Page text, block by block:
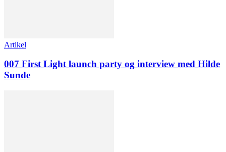
Artikel
007 First Light launch party og interview med Hilde
Sunde